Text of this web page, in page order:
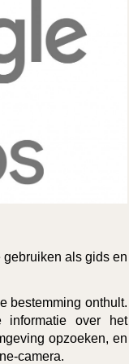
als gids en
bestemming onthult.
informatie over het
opzoeken, en
camera.